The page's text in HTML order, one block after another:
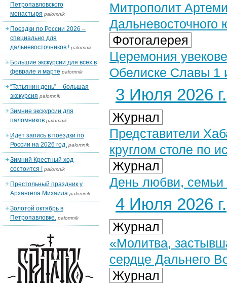
Митрополит
Дальневосточного
Фотогалерея
Церемония
Обелиске Славы 1
3 Июля 2026 г.
Журнал
Представители
круглом столе по
Журнал
День любви, семьи
4 Июля 2026 г.
Журнал
«Молитва,
сердце Дальнего
Журнал
Петропавловского
монастыря palomnik
Поездки по России 2026 –
специально для
дальневосточников ! palomnik
Большие экскурсии для всех в
феврале и марте palomnik
“Татьянин день” – большая
экскурсия palomnik
Зимние экскурсии для
паломников palomnik
Идет запись в поездки по
России на 2026 год. palomnik
Зимний Крестный ход
состоится ! palomnik
Престольный праздник у
Архангела Михаила palomnik
Золотой октябрь в
Петропавловке. palomnik